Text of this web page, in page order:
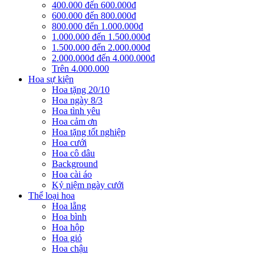
400.000 đến 600.000đ
600.000 đến 800.000đ
800.000 đến 1.000.000đ
1.000.000 đến 1.500.000đ
1.500.000 đến 2.000.000đ
2.000.000đ đến 4.000.000đ
Trên 4.000.000
Hoa sự kiện
Hoa tặng 20/10
Hoa ngày 8/3
Hoa tình yêu
Hoa cảm ơn
Hoa tặng tốt nghiệp
Hoa cưới
Hoa cô dâu
Background
Hoa cài áo
Kỷ niệm ngày cưới
Thể loại hoa
Hoa lẵng
Hoa bình
Hoa hộp
Hoa giỏ
Hoa chậu